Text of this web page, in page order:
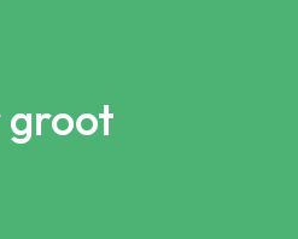
groot